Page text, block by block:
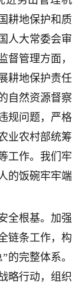
耕地保护和质
人大常委会审
督管理方面，
耕地保护责任
自然资源督察
规问题，严格
业农村部统筹
工作。我们牢
的饭碗牢牢端
根基。加强
链条工作，构
的完整体系。
略行动，组织